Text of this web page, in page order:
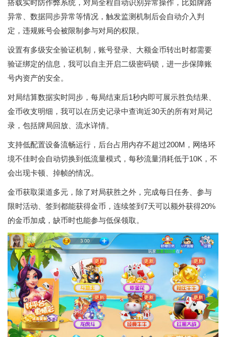
搭载实时防作弊系统，对局全程自动识别异常操作，比如牌路
异常、数据同步异常等情况，触发监测机制后会自动介入判
定，违规账号会被限制参与对局的权限。
设置有多级安全验证机制，账号登录、大额金币转出时都需要
验证绑定的信息，我可以自主开启二级密码锁，进一步保障账
号内资产的安全。
对局结算数据实时同步，每局结束后1秒内即可展示胜负结果、
金币收支明细，我可以在历史记录中查询近30天的所有对局记
录，包括牌局回放、流水详情。
支持低配置设备流畅运行，后台占用内存不超过200M，网络环
境不佳时会自动切换到低流量模式，每秒流量消耗低于10K，不
会出现卡顿、掉帧的情况。
金币获取渠道多元，除了对局获胜之外，完成每日任务、参与
限时活动、签到都能获得金币，连续签到7天可以额外获得20%
的金币加成，缺币时也能参与低保领取。